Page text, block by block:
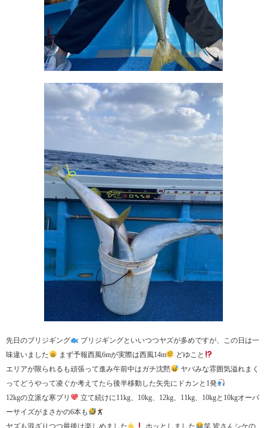
先日のブリジギング
ブリジギングといいつつヤズが多めですが、この日は一
味違いました
まず予報西風6mが実際は西風14m
どゆこと
エリアが限られるも頑張って進み午前中はガチ沈黙
ヤバみな雰囲気溢れまく
ってどうやって凌ぐか考えてたら後半移動した矢先にドカンと1発
12kgの立派な寒ブリ
立て続けに11kg、10kg、12kg、11kg、10kgと10kgオーバ
ーサイズがまさかの6本も
ヤズも混ざりつつ最後は楽しめました
ホッとしました 笑 皆さんシケの